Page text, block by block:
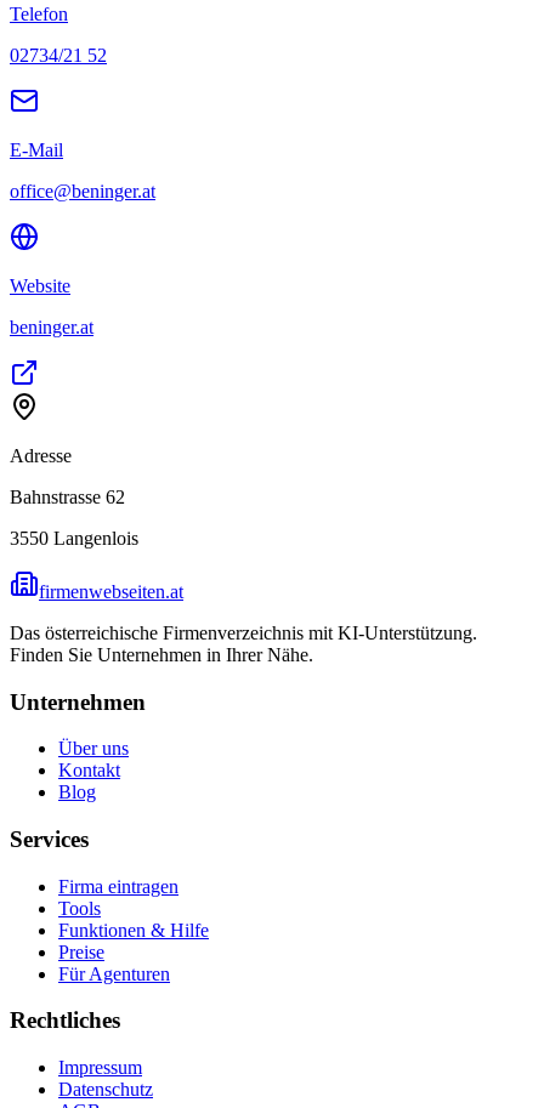
Telefon
02734/21 52
E-Mail
office@beninger.at
Website
beninger.at
Adresse
Bahnstrasse 62
3550 Langenlois
firmenwebseiten.at
Das österreichische Firmenverzeichnis mit KI-Unterstützung.
Finden Sie Unternehmen in Ihrer Nähe.
Unternehmen
Über uns
Kontakt
Blog
Services
Firma eintragen
Tools
Funktionen & Hilfe
Preise
Für Agenturen
Rechtliches
Impressum
Datenschutz